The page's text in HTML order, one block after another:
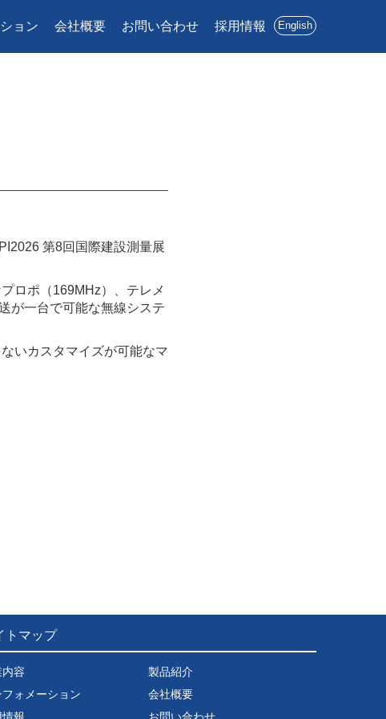
English
ョン 会社概要 お問い合わせ 採用情報
第8回国際建設測量展
ロポ（169MHz）、テレメ
が一台で可能な無線システ
いカスタマイズが可能なマ
トマップ
容
製品紹介
フォメーション
会社概要